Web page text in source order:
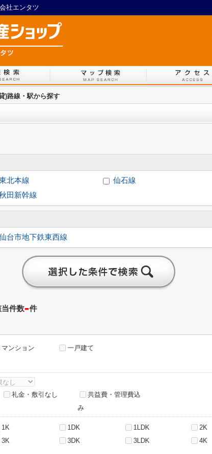
社エンタツ
)路線・駅から探す
北本線 仙石線
田新幹線
台市地下鉄東西線
件数-件
マンション 一戸建て
礼金・敷引なし
共益費・管理費込
み
1K 1DK 1LDK 2K
3K 3DK 3LDK 4K